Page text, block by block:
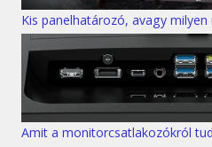
Kis panelhatározó, avagy
Amit a monitorcsatlakozókról